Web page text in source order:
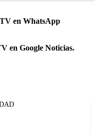
en WhatsApp
en Google Noticias.